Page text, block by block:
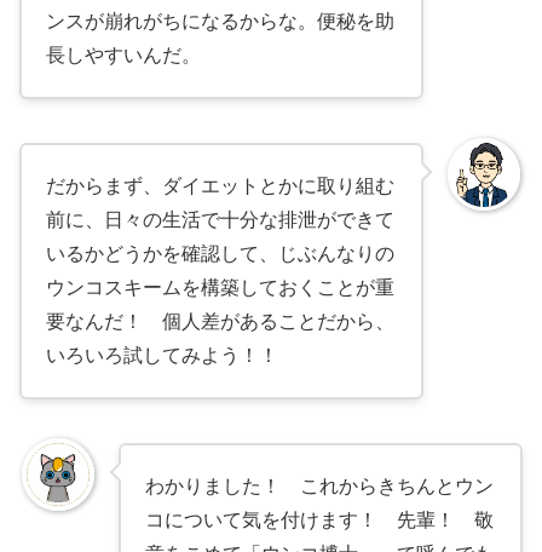
ンスが崩れがちになるからな。便秘を助
長しやすいんだ。
だからまず、ダイエットとかに取り組む
前に、日々の生活で十分な排泄ができて
いるかどうかを確認して、じぶんなりの
ウンコスキームを構築しておくことが重
要なんだ！ 個人差があることだから、
いろいろ試してみよう！！
わかりました！ これからきちんとウン
コについて気を付けます！ 先輩！ 敬